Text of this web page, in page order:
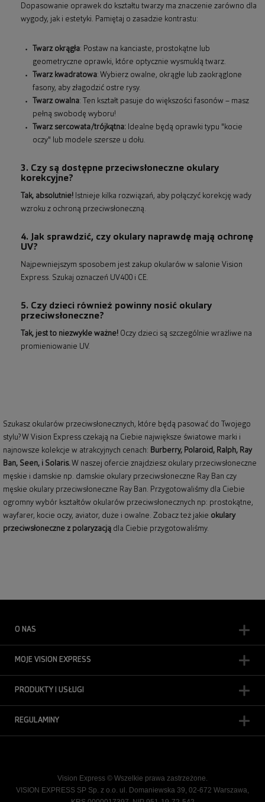
Dopasowanie oprawek do kształtu twarzy ma znaczenie zarówno dla
wygody, jak i estetyki. Pamiętaj o zasadzie kontrastu:
Twarz okrągła: Postaw na kanciaste, prostokątne lub
geometryczne oprawki, które optycznie wysmuklą twarz.
Twarz kwadratowa: Wybierz owalne, okrągłe lub zaokrąglone
fasony, aby złagodzić ostre rysy.
Twarz owalna: Ten kształt pasuje do większości fasonów – masz
pełną swobodę wyboru!
Twarz sercowata/trójkątna: Idealne będą oprawki typu "kocie
oczy" lub modele szersze u dołu.
3. Czy są dostępne przeciwsłoneczne okulary
korekcyjne?
Tak, absolutnie! Istnieje kilka rozwiązań, aby połączyć korekcję wady
wzroku z ochroną przeciwsłoneczną.
4. Jak sprawdzić, czy okulary naprawdę mają ochronę
UV?
Najpewniejszym sposobem jest zakup okularów w salonie Vision
Express. Szukaj oznaczeń UV400 i CE.
5. Czy dzieci również powinny nosić okulary
przeciwsłoneczne?
Tak, jest to niezwykle ważne! Oczy dzieci są szczególnie wrażliwe na
promieniowanie UV.
Szukasz okularów przeciwsłonecznych, które będą pasować do Twojego
stylu? W Vision Express czekają na Ciebie największe światowe marki i
najnowsze kolekcje w atrakcyjnych cenach: Burberry, Polaroid , Ralph, Ray
Ban, Seen, i Solaris.W naszej ofercie znajdziesz okulary przeciwsłoneczne
męskie i damskie np. damskie okulary przeciwsłoneczne Ray Ban czy
męskie okulary przeciwsłoneczne Ray Ban. Przygotowaliśmy dla Ciebie
ogromny wybór kształtów okularów przeciwsłonecznych np: prostokątne,
wayfarer, kocie oczy, aviator, duże i owalne. Zobacz też jakie okulary
przeciwsłoneczne z polaryzacją dla Ciebie przygotowaliśmy.
O NAS
MOJE VISION EXPRESS
PRODUKTY I USŁUGI
REGULAMINY
Vision Express © Wszelkie prawa zastrzeżone.
VISION EXPRESS SP Sp. z o.o. ul. Domaniewska 39, 02-672 Warszawa,